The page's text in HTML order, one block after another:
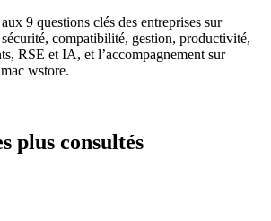
9 questions clés des entreprises sur
compatibilité, gestion, productivité,
RSE et IA, et l’accompagnement sur
wstore.
plus consultés